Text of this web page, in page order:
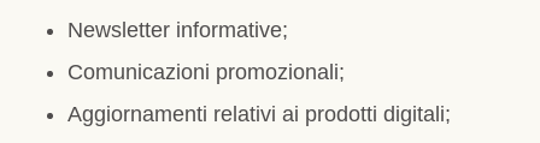
Newsletter informative;
Comunicazioni promozionali;
Aggiornamenti relativi ai prodotti digitali;